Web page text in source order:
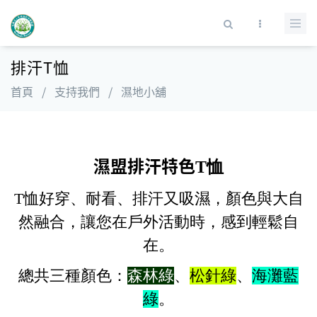
搜尋表單
排汗T恤
首頁 / 支持我們 / 濕地小舖
濕盟排汗特色T恤
T恤好穿、耐看、排汗又吸濕，顏色與大自
然融合，讓您在戶外活動時，感到輕鬆自
在。
總共三種顏色： 森林綠、 松針綠、 海灘藍
綠。